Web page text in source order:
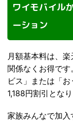
ワイモバイル
ーション
月額基本料は、
関係なくお得で
ビス」または「
1,188円割引とな
家族みんなで加